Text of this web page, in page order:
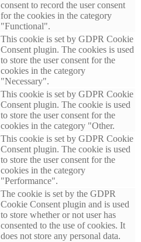
consent to record the user consent
for the cookies in the category
"Functional".
This cookie is set by GDPR Cookie
Consent plugin. The cookies is used
to store the user consent for the
cookies in the category
"Necessary".
This cookie is set by GDPR Cookie
Consent plugin. The cookie is used
to store the user consent for the
cookies in the category "Other.
This cookie is set by GDPR Cookie
Consent plugin. The cookie is used
to store the user consent for the
cookies in the category
"Performance".
The cookie is set by the GDPR
Cookie Consent plugin and is used
to store whether or not user has
consented to the use of cookies. It
does not store any personal data.